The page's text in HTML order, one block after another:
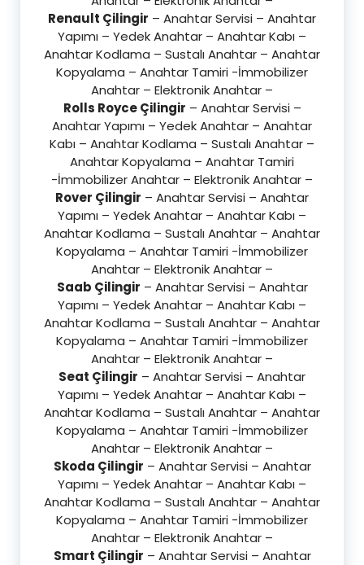
Renault Çilingir – Anahtar Servisi – Anahtar
Yapımı – Yedek Anahtar – Anahtar Kabı –
Anahtar Kodlama – Sustalı Anahtar – Anahtar
Kopyalama – Anahtar Tamiri -İmmobilizer
Anahtar – Elektronik Anahtar –
Rolls Royce Çilingir – Anahtar Servisi –
Anahtar Yapımı – Yedek Anahtar – Anahtar
Kabı – Anahtar Kodlama – Sustalı Anahtar –
Anahtar Kopyalama – Anahtar Tamiri
-İmmobilizer Anahtar – Elektronik Anahtar –
Rover Çilingir – Anahtar Servisi – Anahtar
Yapımı – Yedek Anahtar – Anahtar Kabı –
Anahtar Kodlama – Sustalı Anahtar – Anahtar
Kopyalama – Anahtar Tamiri -İmmobilizer
Anahtar – Elektronik Anahtar –
Saab Çilingir – Anahtar Servisi – Anahtar
Yapımı – Yedek Anahtar – Anahtar Kabı –
Anahtar Kodlama – Sustalı Anahtar – Anahtar
Kopyalama – Anahtar Tamiri -İmmobilizer
Anahtar – Elektronik Anahtar –
Seat Çilingir – Anahtar Servisi – Anahtar
Yapımı – Yedek Anahtar – Anahtar Kabı –
Anahtar Kodlama – Sustalı Anahtar – Anahtar
Kopyalama – Anahtar Tamiri -İmmobilizer
Anahtar – Elektronik Anahtar –
Skoda Çilingir – Anahtar Servisi – Anahtar
Yapımı – Yedek Anahtar – Anahtar Kabı –
Anahtar Kodlama – Sustalı Anahtar – Anahtar
Kopyalama – Anahtar Tamiri -İmmobilizer
Anahtar – Elektronik Anahtar –
Smart Çilingir – Anahtar Servisi – Anahtar